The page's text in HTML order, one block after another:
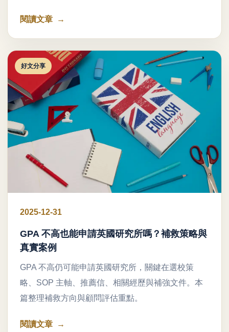
閱讀文章
好文分享
2025-12-31
GPA 不高也能申請英國研究所嗎？補救策略與
真實案例
GPA 不高仍可能申請英國研究所，關鍵在選校策
略、SOP 主軸、推薦信、相關經歷與補強文件。本
篇整理補救方向與顧問評估重點。
閱讀文章